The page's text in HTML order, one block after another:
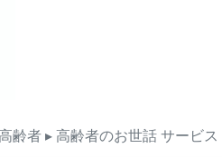
齢者 ▸ 高齢者のお世話 サービス